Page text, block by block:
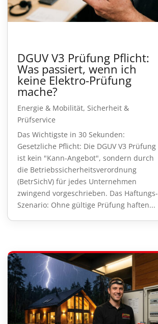
DGUV V3 Prüfung Pflicht:
Was passiert, wenn ich
keine Elektro-Prüfung
mache?
Energie & Mobilität, Sicherheit &
Prüfservice
Das Wichtigste in 30 Sekunden:
Gesetzliche Pflicht: Die DGUV V3 Prüfung
ist kein "Kann-Angebot", sondern durch
die Betriebssicherheitsverordnung
(BetrSichV) für jedes Unternehmen
zwingend vorgeschrieben. Das Haftungs-
Szenario: Ohne gültige Prüfung haften...